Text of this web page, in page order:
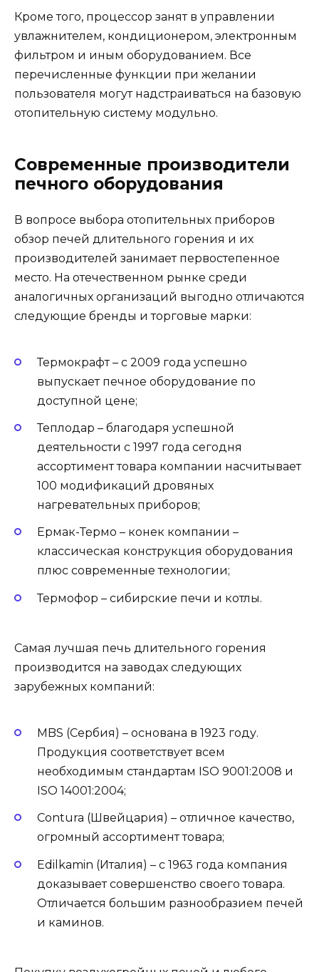
Кроме того, процессор занят в управлении
увлажнителем, кондиционером, электронным
фильтром и иным оборудованием. Все
перечисленные функции при желании
пользователя могут надстраиваться на базовую
отопительную систему модульно.
Современные производители
печного оборудования
В вопросе выбора отопительных приборов
обзор печей длительного горения и их
производителей занимает первостепенное
место. На отечественном рынке среди
аналогичных организаций выгодно отличаются
следующие бренды и торговые марки:
Термокрафт – с 2009 года успешно
выпускает печное оборудование по
доступной цене;
Теплодар – благодаря успешной
деятельности с 1997 года сегодня
ассортимент товара компании насчитывает
100 модификаций дровяных
нагревательных приборов;
Ермак-Термо – конек компании –
классическая конструкция оборудования
плюс современные технологии;
Термофор – сибирские печи и котлы.
Самая лучшая печь длительного горения
производится на заводах следующих
зарубежных компаний:
MBS (Сербия) – основана в 1923 году.
Продукция соответствует всем
необходимым стандартам ISO 9001:2008 и
ISO 14001:2004;
Contura (Швейцария) – отличное качество,
огромный ассортимент товара;
Edilkamin (Италия) – с 1963 года компания
доказывает совершенство своего товара.
Отличается большим разнообразием печей
и каминов.